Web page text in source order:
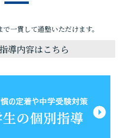
一貫して通塾いただけます。
導内容はこちら